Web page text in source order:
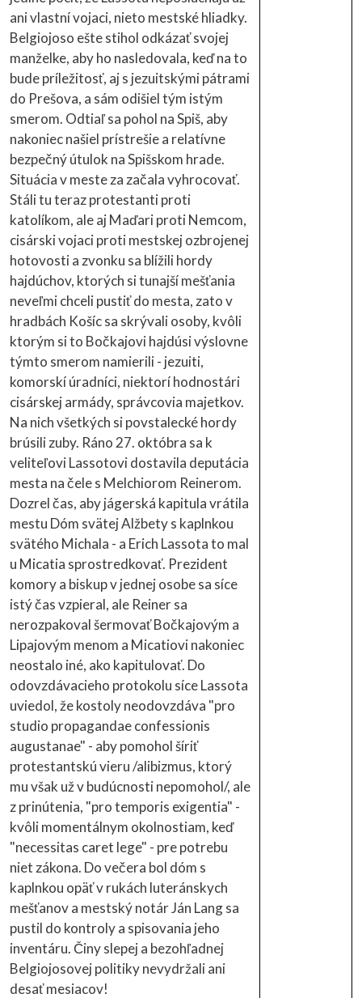
ani vlastní vojaci, nieto mestské hliadky.
Belgiojoso ešte stihol odkázať svojej
manželke, aby ho nasledovala, keď na to
bude príležitosť, aj s jezuitskými pátrami
do Prešova, a sám odišiel tým istým
smerom. Odtiaľ sa pohol na Spiš, aby
nakoniec našiel prístrešie a relatívne
bezpečný útulok na Spišskom hrade.
Situácia v meste za začala vyhrocovať.
Stáli tu teraz protestanti proti
katolíkom, ale aj Maďari proti Nemcom,
cisárski vojaci proti mestskej ozbrojenej
hotovosti a zvonku sa blížili hordy
hajdúchov, ktorých si tunajší mešťania
neveľmi chceli pustiť do mesta, zato v
hradbách Košíc sa skrývali osoby, kvôli
ktorým si to Bočkajovi hajdúsi výslovne
týmto smerom namierili - jezuiti,
komorskí úradníci, niektorí hodnostári
cisárskej armády, správcovia majetkov.
Na nich všetkých si povstalecké hordy
brúsili zuby. Ráno 27. októbra sa k
veliteľovi Lassotovi dostavila deputácia
mesta na čele s Melchiorom Reinerom.
Dozrel čas, aby jágerská kapitula vrátila
mestu Dóm svätej Alžbety s kaplnkou
svätého Michala - a Erich Lassota to mal
u Micatia sprostredkovať. Prezident
komory a biskup v jednej osobe sa síce
istý čas vzpieral, ale Reiner sa
nerozpakoval šermovať Bočkajovým a
Lipajovým menom a Micatiovi nakoniec
neostalo iné, ako kapitulovať. Do
odovzdávacieho protokolu síce Lassota
uviedol, že kostoly neodovzdáva "pro
studio propagandae confessionis
augustanae" - aby pomohol šíriť
protestantskú vieru /alibizmus, ktorý
mu však už v budúcnosti nepomohol/, ale
z prinútenia, "pro temporis exigentia" -
kvôli momentálnym okolnostiam, keď
"necessitas caret lege" - pre potrebu
niet zákona. Do večera bol dóm s
kaplnkou opäť v rukách luteránskych
mešťanov a mestský notár Ján Lang sa
pustil do kontroly a spisovania jeho
inventáru. Činy slepej a bezohľadnej
Belgiojosovej politiky nevydržali ani
desať mesiacov!